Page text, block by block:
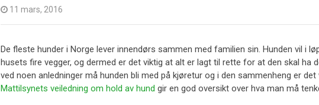
11 mars, 2016
De fleste hunder i Norge lever innendørs sammen med familien sin. Hunden vil i
husets fire vegger, og dermed er det viktig at alt er lagt til rette for at den skal ha
ved noen anledninger må hunden bli med på kjøretur og i den sammenheng er
Mattilsynets veiledning om hold av hund gir en god oversikt over hva man må